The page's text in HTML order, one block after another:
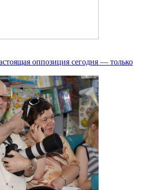
оппозиция сегодня — только